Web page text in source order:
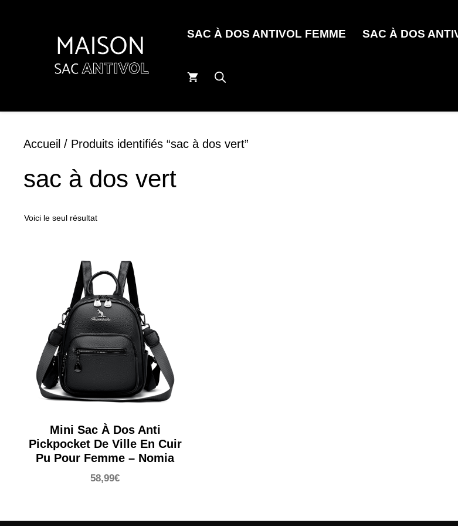
SAC À DOS ANTIVOL FEMME SAC À DOS
Accueil / Produits identifiés “sac à dos vert”
sac à dos vert
Voici le seul résultat
Mini Sac À Dos Anti
Pickpocket De Ville En Cuir
Pu Pour Femme – Nomia
58,99€